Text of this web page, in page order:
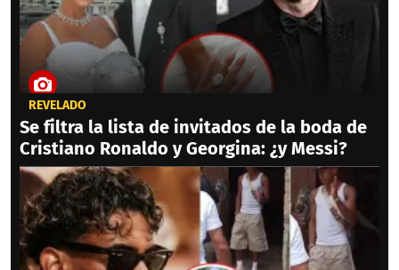
REVELADO
Se filtra la lista de invitados de la boda de
Cristiano Ronaldo y Georgina: ¿y Messi?